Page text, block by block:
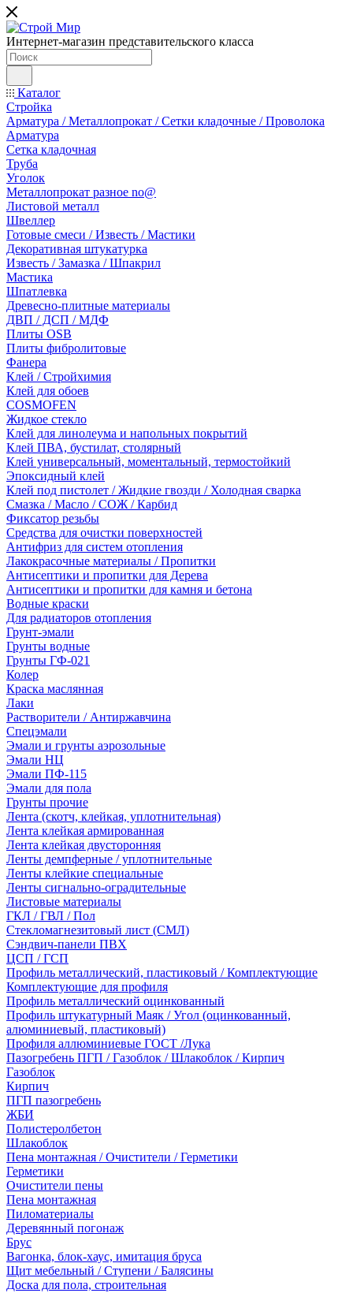
Интернет-магазин представительского класса
Каталог
Стройка
Арматура / Металлопрокат / Сетки кладочные / Проволока
Арматура
Сетка кладочная
Труба
Уголок
Металлопрокат разное no@
Листовой металл
Швеллер
Готовые смеси / Известь / Мастики
Декоративная штукатурка
Известь / Замазка / Шпакрил
Мастика
Шпатлевка
Древесно-плитные материалы
ДВП / ДСП / МДФ
Плиты OSB
Плиты фибролитовые
Фанера
Клей / Стройхимия
Клей для обоев
COSMOFEN
Жидкое стекло
Клей для линолеума и напольных покрытий
Клей ПВА, бустилат, столярный
Клей универсальный, моментальный, термостойкий
Эпоксидный клей
Клей под пистолет / Жидкие гвозди / Холодная сварка
Смазка / Масло / СОЖ / Карбид
Фиксатор резьбы
Средства для очистки поверхностей
Антифриз для систем отопления
Лакокрасочные материалы / Пропитки
Антисептики и пропитки для Дерева
Антисептики и пропитки для камня и бетона
Водные краски
Для радиаторов отопления
Грунт-эмали
Грунты водные
Грунты ГФ-021
Колер
Краска маслянная
Лаки
Растворители / Антиржавчина
Спецэмали
Эмали и грунты аэрозольные
Эмали НЦ
Эмали ПФ-115
Эмали для пола
Грунты прочие
Лента (скотч, клейкая, уплотнительная)
Лента клейкая армированная
Лента клейкая двусторонняя
Ленты демпферные / уплотнительные
Ленты клейкие специальные
Ленты сигнально-оградительные
Листовые материалы
ГКЛ / ГВЛ / Пол
Стекломагнезитовый лист (СМЛ)
Сэндвич-панели ПВХ
ЦСП / ГСП
Профиль металлический, пластиковый / Комплектующие
Комплектующие для профиля
Профиль металлический оцинкованный
Профиль штукатурный Маяк / Угол (оцинкованный,
алюминиевый, пластиковый)
Профиля аллюминиевые ГОСТ /Лука
Пазогребень ПГП / Газоблок / Шлакоблок / Кирпич
Газоблок
Кирпич
ПГП пазогребень
ЖБИ
Полистеролбетон
Шлакоблок
Пена монтажная / Очистители / Герметики
Герметики
Очистители пены
Пена монтажная
Пиломатериалы
Деревянный погонаж
Брус
Вагонка, блок-хаус, имитация бруса
Щит мебельный / Ступени / Балясины
Доска для пола, строительная